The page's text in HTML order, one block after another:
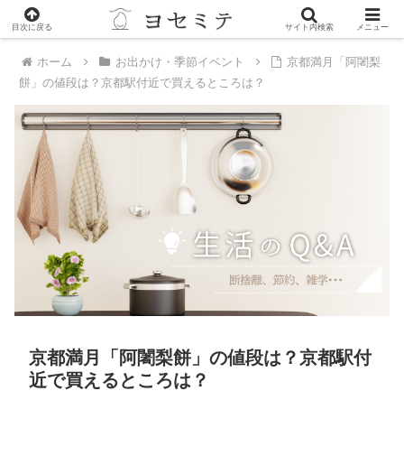
PR
ホーム お出かけ・季節イベント
京都満月「阿闍梨
餅」の値段は？京都駅付近で買えるところは？
京都満月「阿闍梨餅」の値段は？京都駅付
近で買えるところは？
目次に戻る サイト内検索 メニュー